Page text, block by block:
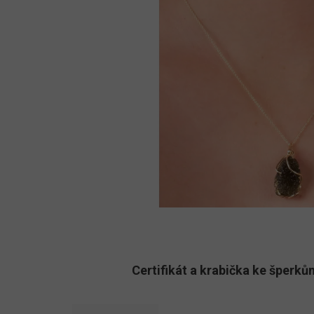
Certifikát a krabička ke